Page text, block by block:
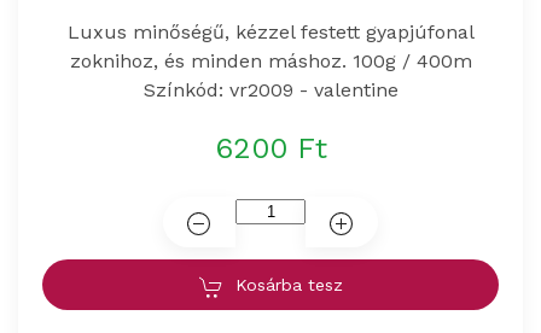
Luxus minőségű, kézzel festett gyapjúfonal
zoknihoz, és minden máshoz. 100g / 400m
Színkód: vr2009 - valentine
6200 Ft
Kosárba tesz